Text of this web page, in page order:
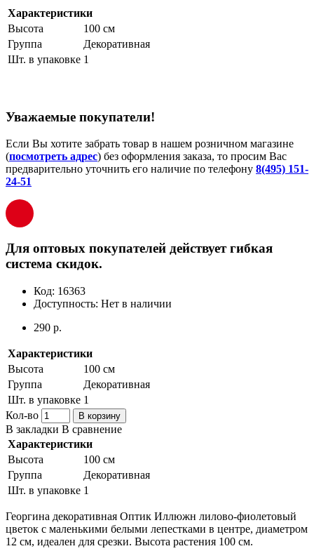
Характеристики
Высота
100 см
Группа
Декоративная
Шт. в упаковке 1
Уважаемые покупатели!
Если Вы хотите забрать товар в нашем розничном магазине
(посмотреть адрес) без оформления заказа, то просим Вас
предварительно уточнить его наличие по телефону 8(495) 151-
24-51
Для оптовых покупателей действует гибкая
система скидок.
Код: 16363
Доступность: Нет в наличии
290 р.
Характеристики
Высота
100 см
Группа
Декоративная
Шт. в упаковке 1
Кол-во
В корзину
В закладки В сравнение
Характеристики
Высота
100 см
Группа
Декоративная
Шт. в упаковке 1
Георгина декоративная Оптик Иллюжн лилово-фиолетовый
цветок с маленькими белыми лепестками в центре, диаметром
12 см, идеален для срезки. Высота растения 100 см.